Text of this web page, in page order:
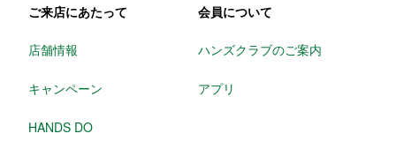
ご来店にあたって
店舗情報
キャンペーン
HANDS DO
会員について
ハンズクラブのご案内
アプリ